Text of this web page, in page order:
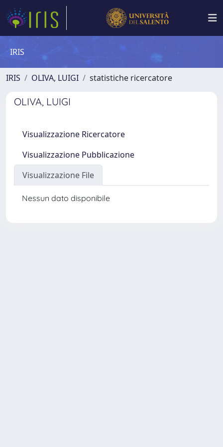
IRIS
IRIS OLIVA, LUIGI statistiche ricercatore
OLIVA, LUIGI
Visualizzazione Ricercatore
Visualizzazione Pubblicazione
Visualizzazione File
Nessun dato disponibile